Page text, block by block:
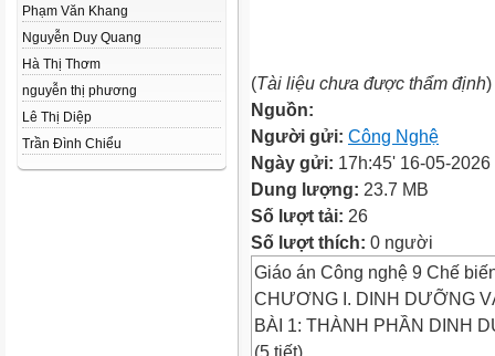
Phạm Văn Khang
Nguyễn Duy Quang
Hà Thị Thơm
nguyễn thị phương
Lê Thị Diệp
Trần Đình Chiểu
(Tài liệu chưa được thẩm định)
Nguồn:
Người gửi: Công Nghệ
Ngày gửi: 17h:45' 16-05-2026
Dung lượng: 23.7 MB
Số lượt tải: 26
Số lượt thích: 0 người
Giáo án Công nghệ 9 Chế
CHƯƠNG I. DINH DƯỠNG
BÀI 1: THÀNH PHẦN DINH
(5 tiết)